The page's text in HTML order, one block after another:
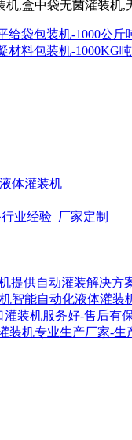
给袋包装机-1000公斤
材料包装机-1000KG
体灌装机
业经验_厂家定制